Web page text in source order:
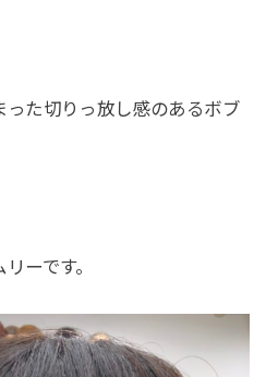
った切りっ放し感のあるボブ
ーです。